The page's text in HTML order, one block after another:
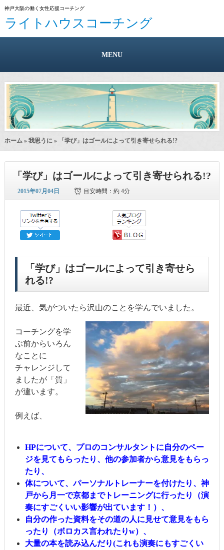
神戸大阪の働く女性応援コーチング
ライトハウスコーチング
MENU
ホーム » 我思うに » 「学び」はゴールによって引き寄せられる!?
「学び」はゴールによって引き寄せられる!?
2015年07月04日 目安時間：約 4分
「学び」はゴールによって引き寄せら
れる!?
最近、気がついたら沢山のことを学んでいました。
コーチングを学
ぶ前からいろん
なことに
チャレンジして
ましたが「質」
が違います。
例えば、
HPについて、プロのコンサルタントに自分のペー
ジを見てもらったり、他の参加者から意見をもらっ
たり、
体について、パーソナルトレーナーを付けたり、神
戸から月一で京都までトレーニングに行ったり（演
奏にすごくいい影響が出ています！）、
自分の作った資料をその道の人に見せて意見をもら
ったり（ボロカス言われたりw）、
大量の本を読み込んだり(これも演奏にもすごくい